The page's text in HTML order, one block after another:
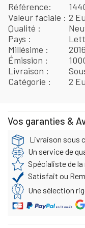
Référence
Valeur faciale
2
Qualité
Pays
Millésime
2016
Émission
Livraison
Catégorie
2
Vos garanties &
Livraison sous
Un service de
Spécialiste de
Satisfait ou
Une sélection